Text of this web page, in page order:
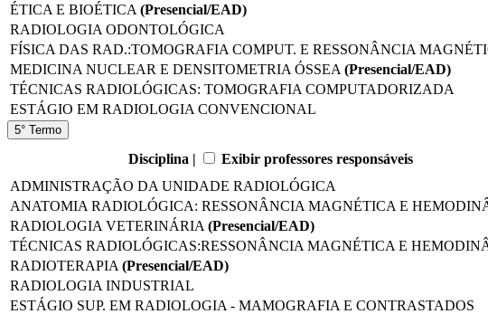
ÉTICA E BIOÉTICA (Presencial/EAD)
RADIOLOGIA ODONTOLÓGICA
FÍSICA DAS RAD.:TOMOGRAFIA COMPUT. E RESSONÂNCIA
MEDICINA NUCLEAR E DENSITOMETRIA ÓSSEA (Presencial/EAD)
TÉCNICAS RADIOLÓGICAS: TOMOGRAFIA COMPUTADORIZADA
ESTÁGIO EM RADIOLOGIA CONVENCIONAL
5° Termo
Disciplina | Exibir professores responsáveis
ADMINISTRAÇÃO DA UNIDADE RADIOLÓGICA
ANATOMIA RADIOLÓGICA: RESSONÂNCIA MAGNÉTICA E
RADIOLOGIA VETERINÁRIA (Presencial/EAD)
TÉCNICAS RADIOLÓGICAS:RESSONÂNCIA MAGNÉTICA E
RADIOTERAPIA (Presencial/EAD)
RADIOLOGIA INDUSTRIAL
ESTÁGIO SUP. EM RADIOLOGIA - MAMOGRAFIA E CONTRASTADOS